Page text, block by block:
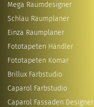
Mega Raumdesigner
Schlau Raumplaner
Einza Raumplaner
Fototapeten Händler
Fototapeten Komar
Brillux Farbstudio
Caparol Farbstudio
Caparol Fassaden Designer